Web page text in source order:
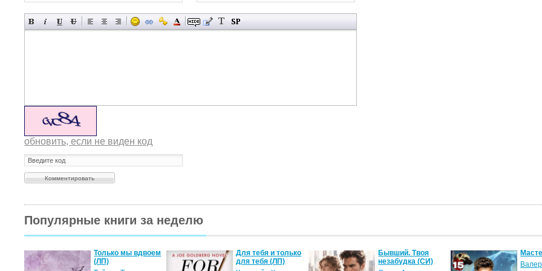
обновить, если не виден код
Популярные книги за неделю
Только мы вдвоем
(ЛП)
Для тебя и только
для тебя (ЛП)
Бывший. Твоя
незабудка (СИ)